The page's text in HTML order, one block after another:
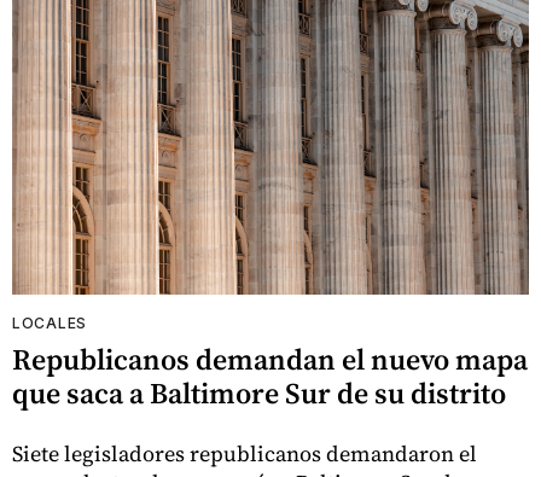
LOCALES
Republicanos demandan el nuevo mapa
que saca a Baltimore Sur de su distrito
Siete legisladores republicanos demandaron el